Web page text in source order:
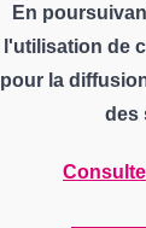
En
l'utilisation de
pour la
des